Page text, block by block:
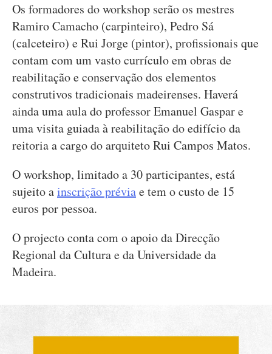
Os formadores do workshop serão os mestres
Ramiro Camacho (carpinteiro), Pedro Sá
(calceteiro) e Rui Jorge (pintor), profissionais que
contam com um vasto currículo em obras de
reabilitação e conservação dos elementos
construtivos tradicionais madeirenses. Haverá
ainda uma aula do professor Emanuel Gaspar e
uma visita guiada à reabilitação do edifício da
reitoria a cargo do arquiteto Rui Campos Matos.
O workshop, limitado a 30 participantes, está
sujeito ainscrição préviae tem o custo de 15
euros por pessoa.
O projecto conta com o apoio da Direcção
Regional da Cultura e da Universidade da
Madeira.